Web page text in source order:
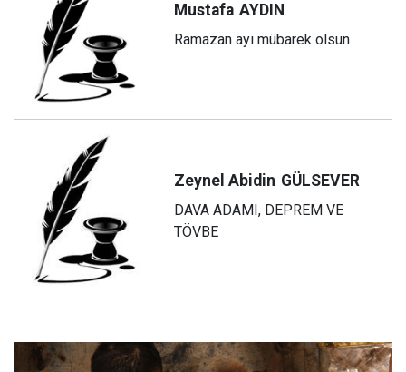
Mustafa AYDIN
Ramazan ayı mübarek olsun
Zeynel Abidin GÜLSEVER
DAVA ADAMI, DEPREM VE
TÖVBE